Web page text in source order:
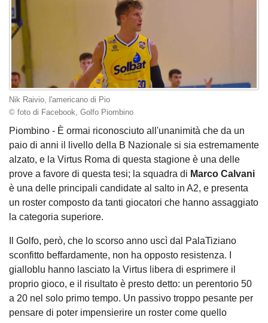
Nik Raivio, l'americano di Pio
© foto di Facebook, Golfo Piombino
Piombino - È ormai riconosciuto all'unanimità che da un
paio di anni il livello della B Nazionale si sia estremamente
alzato, e la Virtus Roma di questa stagione è una delle
prove a favore di questa tesi; la squadra di Marco Calvani
è una delle principali candidate al salto in A2, e presenta
un roster composto da tanti giocatori che hanno assaggiato
la categoria superiore.
Il Golfo, però, che lo scorso anno uscì dal PalaTiziano
sconfitto beffardamente, non ha opposto resistenza. I
gialloblu hanno lasciato la Virtus libera di esprimere il
proprio gioco, e il risultato è presto detto: un perentorio 50
a 20 nel solo primo tempo. Un passivo troppo pesante per
pensare di poter impensierire un roster come quello